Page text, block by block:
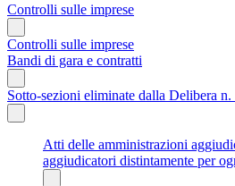
Controlli sulle imprese
Controlli sulle imprese
Bandi di gara e contratti
Sotto-sezioni eliminate dalla Delibera
Atti delle amministrazioni
aggiudicatori distintamente per